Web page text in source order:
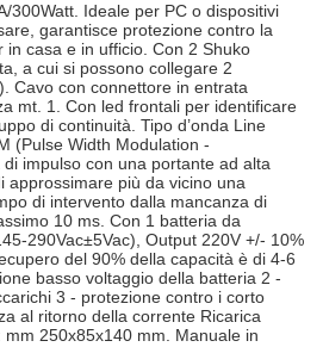
300Watt. Ideale per PC o dispositivi
garantisce protezione contro la
in casa e in ufficio. Con 2 Shuko
a cui si possono collegare 2
Cavo con connettore in entrata
mt. 1. Con led frontali per identificare
di continuità. Tipo d’onda Line
(Pulse Width Modulation -
impulso con una portante ad alta
approssimare più da vicino una
di intervento dalla mancanza di
10 ms. Con 1 batteria da
290Vac±5Vac), Output 220V +/- 10%
del 90% della capacità è di 4-6
basso voltaggio della batteria 2 -
3 - protezione contro i corto
al ritorno della corrente Ricarica
250x85x140 mm. Manuale in